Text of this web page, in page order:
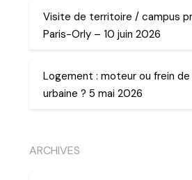
Visite de territoire / campus
Paris-Orly – 10 juin 2026
Logement : moteur ou frein de
urbaine ? 5 mai 2026
ARCHIVES